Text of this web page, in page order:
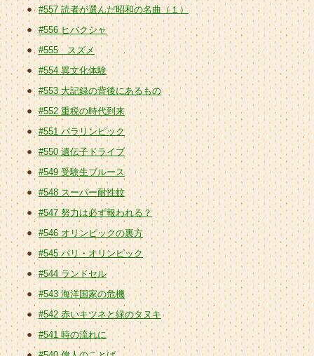
#557 読者が選んだ昭和の名曲（１）
#556 ヒバクシャ
#555 スズメ
#554 異文化体験
#553 大記録の背後にあるもの
#552 重税の時代到来
#551 パラリンピック
#550 遺伝子ドライブ
#549 受験生ブルース
#548 スーパー耐性蚊
#547 努力は必ず報われる？
#546 オリンピックの裏方
#545 パリ・オリンピック
#544 ランドセル
#543 海洋国家の危機
#542 赤いキツネと緑のタヌキ
#541 時の流れに